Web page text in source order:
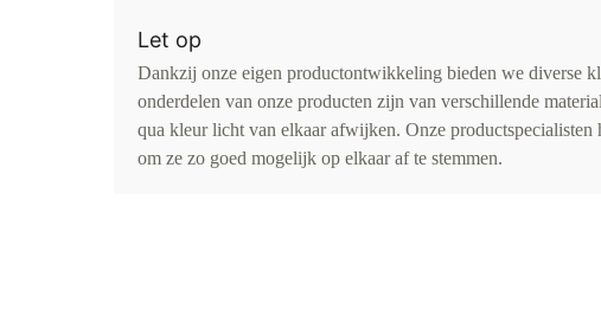
Let op
Dankzij onze eigen productontwikkeling bieden we diverse
onderdelen van onze producten zijn van verschillende
qua kleur licht van elkaar afwijken. Onze productspecialisten
om ze zo goed mogelijk op elkaar af te stemmen.